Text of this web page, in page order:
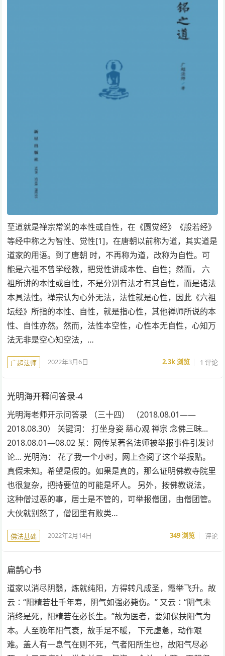
至道就是禅宗常说的本性或自性，在《圆觉经》《般若经》
等经中称之为智性、觉性[1]，在唐朝以前称为道，其实道是
道家的用语。到了唐朝 时，不再称为道，改称为自性。可
能是六祖不曾学经教，把觉性讲成本性、自性；然而， 六
祖所讲的本性或自性，不是分别有法才有其自性，而是诸法
本具法性。禅宗认为心外无法，法性就是心性，因此《六祖
坛经》所指的本性、自性，就是指心性，其他禅师所说的本
性、自性亦然。然而，法性本空性，心性本无自性，心知万
法无非是空心知空法，…
广超法师 2022年3月6日 2.3k浏览 1 评论
光明海开释问答录-4
光明海老师开示问答录 （三十四） （2018.08.01——
2018.08.30） 关键词： 打坐身姿 慈心观 禅宗 念佛三昧...
2018.08.01—08.02 某：网传某著名法师被举报事件引发讨
论… 光明海： 花了我一个小时，网上查阅了这个举报贴。
真假未知。希望是假的。如果是真的，那么证明佛教寺院里
也很复杂，把持要位的可能是坏人。 另外，按佛教说法，
这种僧过恶的事，居士是不管的，可举报僧团，由僧团管。
大伙就别怒了，僧团里有败类…
佛法基础 2022年2月14日 349浏览 评论
扁鹊心书
道家以消尽阴翳，炼就纯阳，方得转凡成圣，霞举飞升。故
云∶“阳精若壮千年寿，阴气如强必毙伤。” 又云∶“阴气未
消终是死，阳精若在必长生。”故为医者，要知保扶阳气为
本。人至晚年阳气衰，故手足不暖， 下元虚惫，动作艰
难。盖人有一息气在则不死，气者阳所生也，故阳气尽必